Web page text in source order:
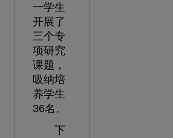
一学生
开展了
三个专
项研究
课题，
吸纳培
养学生
36名。
下